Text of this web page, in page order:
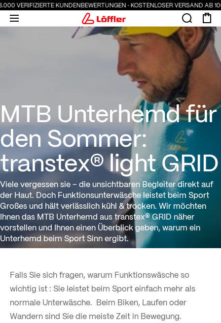
VERIFIZIERTE KUNDENBEWERTUNGEN · KOSTENLOSER VERSAND AB 100
MTB Unterhemd für den
MTB Unterhemd für
den Sommer:
transtex® light GRID
Viele vergessen sie – die unsichtbaren Begleiter direkt auf
der Haut. Doch Funktionsunterwäsche leistet beim Sport
Großes und hält verlässlich kühl & trocken. Wir möchten
Ihnen das MTB Unterhemd aus transtex® GRID näher
vorstellen und Ihnen einen Überblick geben, warum ein
Unterhemd beim Sport Sinn ergibt.
Falls Sie sich fragen, warum Funktionswäsche so
wichtig ist : Sie leistet beim Sport einfach mehr als
normale Unterwäsche. Beim Biken, Laufen oder
Wandern sind Sie die meiste Zeit in Bewegung.